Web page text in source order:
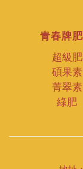
青春牌
超級肥
碩果素
菁翠素
綠肥